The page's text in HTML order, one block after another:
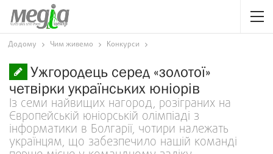
Додому Чим живемо Конкурси
Ужгородець серед «золотої»
четвірки українських юніорів
Із семи найвищих нагород, розіграних на
Європейській юніорській олімпіаді з
інформатики в Болгарії, чотири належать
українцям, що забезпечило нашій команді